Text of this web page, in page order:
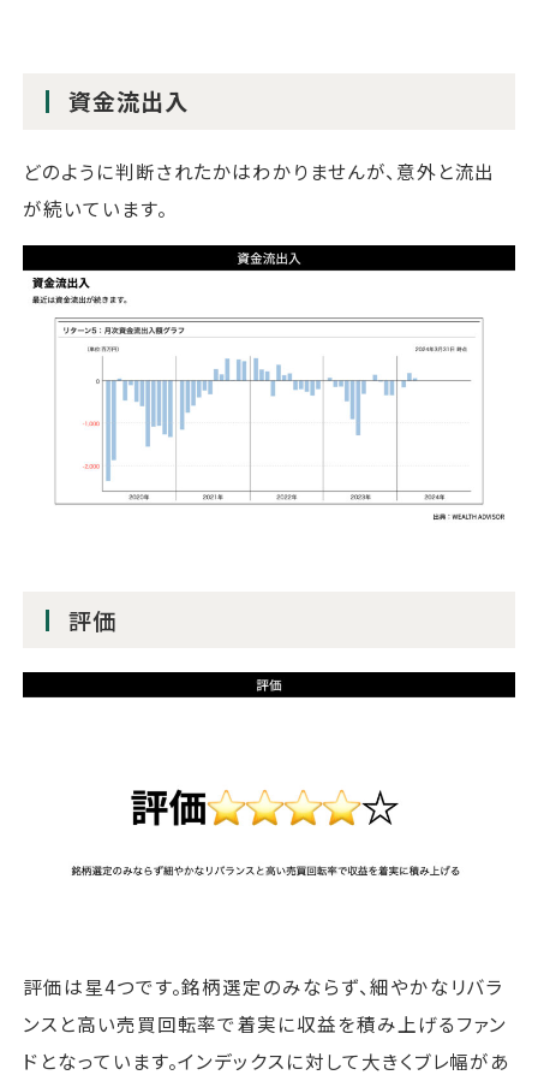
資金流出入
どのように判断されたかはわかりませんが、意外と流出
が続いています。
評価
評価は星4つです。銘柄選定のみならず、細やかなリバラ
ンスと高い売買回転率で着実に収益を積み上げるファン
ドとなっています。インデックスに対して大きくブレ幅があ